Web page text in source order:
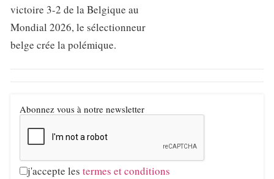
victoire 3-2 de la Belgique au
Mondial 2026, le sélectionneur
belge crée la polémique.
Abonnez vous à notre newsletter
j'accepte les termes et conditions